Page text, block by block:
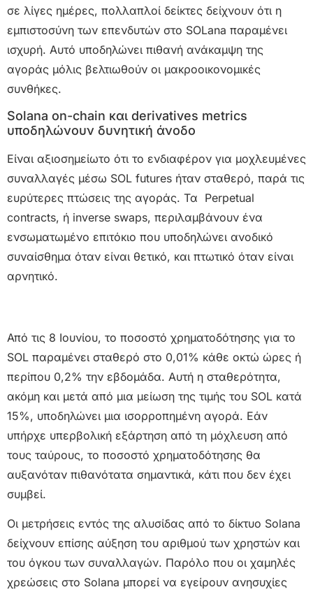
σε λίγες ημέρες, πολλαπλοί δείκτες δείχνουν ότι η
εμπιστοσύνη των επενδυτών στο SOLana παραμένει
ισχυρή. Αυτό υποδηλώνει πιθανή ανάκαμψη της
αγοράς μόλις βελτιωθούν οι μακροοικονομικές
συνθήκες.
Solana on-chain και derivatives metrics
υποδηλώνουν δυνητική άνοδο
Είναι αξιοσημείωτο ότι το ενδιαφέρον για μοχλευμένες
συναλλαγές μέσω SOL futures ήταν σταθερό, παρά τις
ευρύτερες πτώσεις της αγοράς. Τα Perpetual
contracts, ή inverse swaps, περιλαμβάνουν ένα
ενσωματωμένο επιτόκιο που υποδηλώνει ανοδικό
συναίσθημα όταν είναι θετικό, και πτωτικό όταν είναι
αρνητικό.
Από τις 8 Ιουνίου, το ποσοστό χρηματοδότησης για το
SOL παραμένει σταθερό στο 0,01% κάθε οκτώ ώρες ή
περίπου 0,2% την εβδομάδα. Αυτή η σταθερότητα,
ακόμη και μετά από μια μείωση της τιμής του SOL κατά
15%, υποδηλώνει μια ισορροπημένη αγορά. Εάν
υπήρχε υπερβολική εξάρτηση από τη μόχλευση από
τους ταύρους, το ποσοστό χρηματοδότησης θα
αυξανόταν πιθανότατα σημαντικά, κάτι που δεν έχει
συμβεί.
Οι μετρήσεις εντός της αλυσίδας από το δίκτυο Solana
δείχνουν επίσης αύξηση του αριθμού των χρηστών και
του όγκου των συναλλαγών. Παρόλο που οι χαμηλές
χρεώσεις στο Solana μπορεί να εγείρουν ανησυχίες